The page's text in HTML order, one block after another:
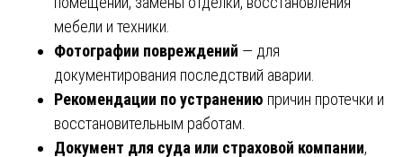
мебели и техники.
Фотографии повреждений — для
документирования последствий аварии.
Рекомендации по устранению причин протечки и
восстановительным работам.
Документ для суда или страховой компании,